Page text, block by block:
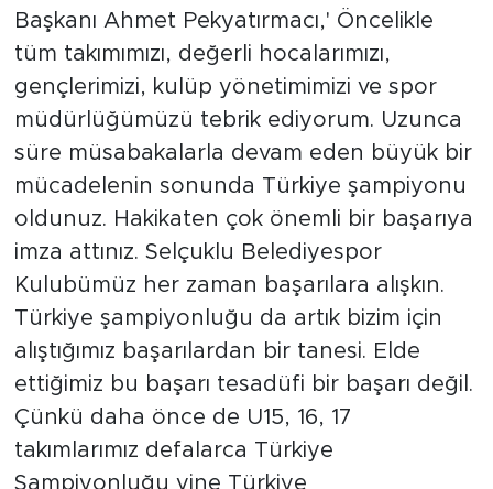
Başkanı Ahmet Pekyatırmacı,' Öncelikle
tüm takımımızı, değerli hocalarımızı,
gençlerimizi, kulüp yönetimimizi ve spor
müdürlüğümüzü tebrik ediyorum. Uzunca
süre müsabakalarla devam eden büyük bir
mücadelenin sonunda Türkiye şampiyonu
oldunuz. Hakikaten çok önemli bir başarıya
imza attınız. Selçuklu Belediyespor
Kulubümüz her zaman başarılara alışkın.
Türkiye şampiyonluğu da artık bizim için
alıştığımız başarılardan bir tanesi. Elde
ettiğimiz bu başarı tesadüfi bir başarı değil.
Çünkü daha önce de U15, 16, 17
takımlarımız defalarca Türkiye
Şampiyonluğu yine Türkiye